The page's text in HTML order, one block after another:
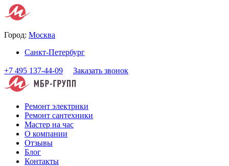
Город: Москва
Санкт-Петербург
+7 495 137-44-09 Заказать звонок
Ремонт электрики
Ремонт сантехники
Мастер на час
О компании
Отзывы
Блог
Контакты